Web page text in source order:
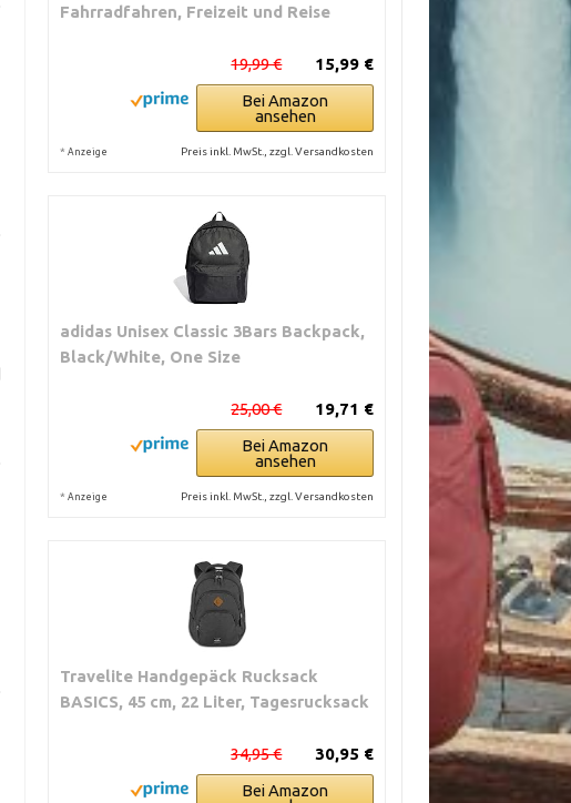
Fahrradfahren, Freizeit und Reise
15,99 €
19,99 €
Bei Amazon
ansehen
* Anzeige Preis inkl. MwSt., zzgl. Versandkosten
adidas Unisex Classic 3Bars Backpack,
Black/White, One Size
19,71 €
25,00 €
Bei Amazon
ansehen
* Anzeige Preis inkl. MwSt., zzgl. Versandkosten
Travelite Handgepäck Rucksack
BASICS, 45 cm, 22 Liter, Tagesrucksack
30,95 €
34,95 €
Bei Amazon